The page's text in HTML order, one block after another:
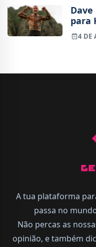
para
da4 DE
A tua plataforma
passa no
Não percas as
opinião, e também